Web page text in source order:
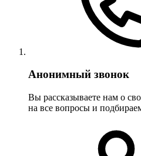
Анонимный звонок
Вы рассказываете нам о
на все вопросы и